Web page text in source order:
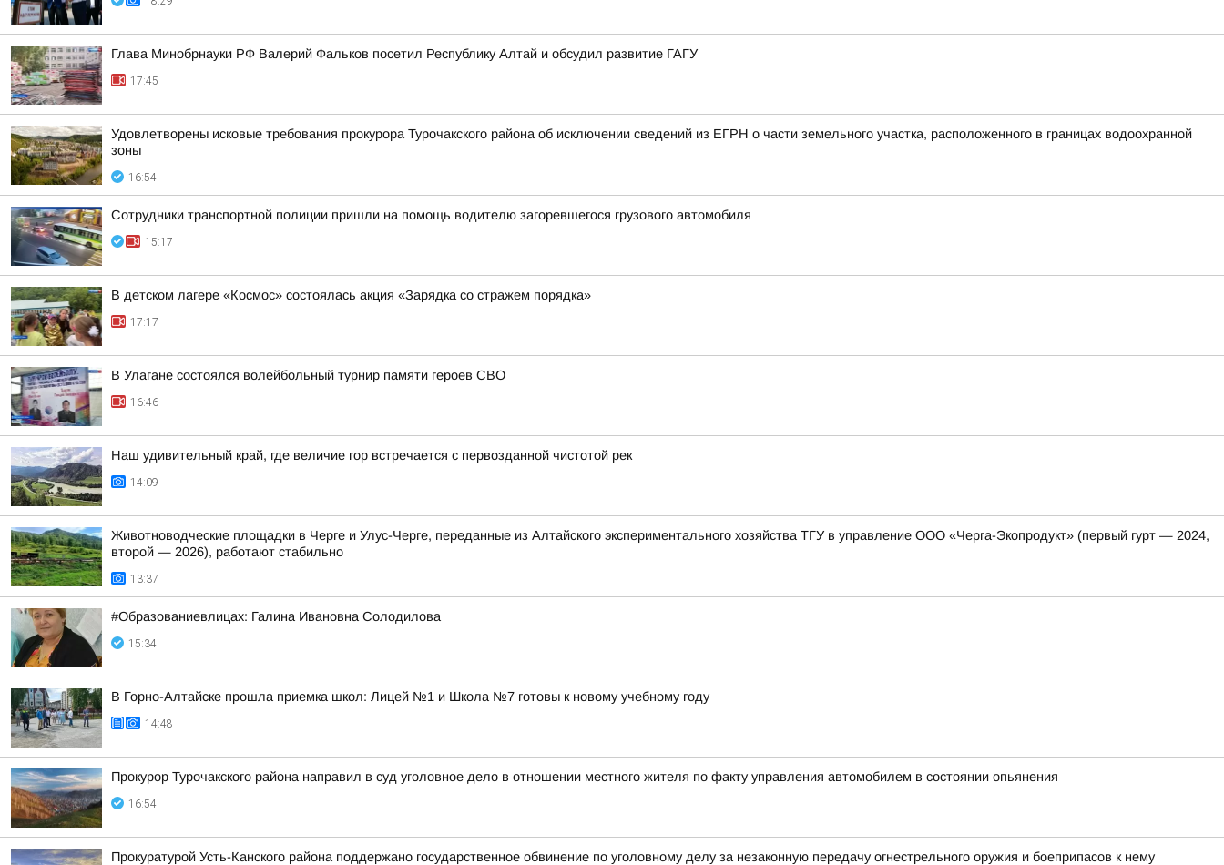
Глава Минобрнауки РФ Валерий Фальков посетил Республику Алтай и обсудил развитие ГАГУ
17:45
Удовлетворены исковые требования прокурора Турочакского района об исключении сведений из ЕГРН о части земельного участка, расположенного в границах водоохранной
зоны
16:54
Сотрудники транспортной полиции пришли на помощь водителю загоревшегося грузового автомобиля
15:17
В детском лагере «Космос» состоялась акция «Зарядка со стражем порядка»
17:17
В Улагане состоялся волейбольный турнир памяти героев СВО
16:46
Наш удивительный край, где величие гор встречается с первозданной чистотой рек
14:09
Животноводческие площадки в Черге и Улус-Черге, переданные из Алтайского экспериментального хозяйства ТГУ в управление ООО «Черга-Экопродукт» (первый гурт — 2024,
второй — 2026), работают стабильно
13:37
#Образованиевлицах: Галина Ивановна Солодилова
15:34
В Горно-Алтайске прошла приемка школ: Лицей №1 и Школа №7 готовы к новому учебному году
14:48
Прокурор Турочакского района направил в суд уголовное дело в отношении местного жителя по факту управления автомобилем в состоянии опьянения
16:54
Прокуратурой Усть-Канского района поддержано государственное обвинение по уголовному делу за незаконную передачу огнестрельного оружия и боеприпасов к нему